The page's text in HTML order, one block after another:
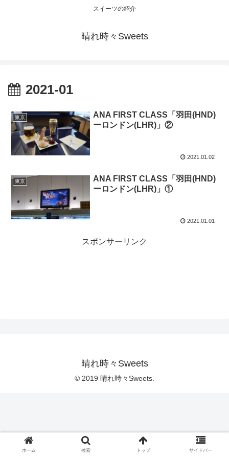
スイーツの紹介
晴れ時々Sweets
2021-01
東京
ANA FIRST CLASS「羽田(HND)
ーロンドン(LHR)」②
2021.01.02
東京
ANA FIRST CLASS「羽田(HND)
ーロンドン(LHR)」①
2021.01.01
スポンサーリンク
晴れ時々Sweets
© 2019 晴れ時々Sweets.
ホーム 検索 トップ サイドバー